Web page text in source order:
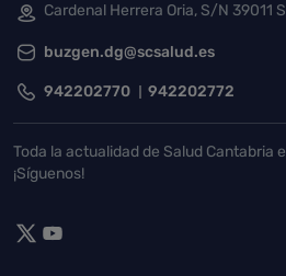
Cardenal Herrera Oria, S/N 39011
buzgen.dg@scsalud.es
942202770 942202772
Toda la actualidad de Salud Cantabria
¡Síguenos!